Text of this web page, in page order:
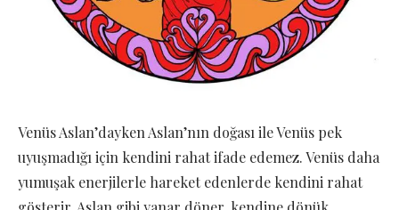
Venüs Aslan’dayken Aslan’nın doğası ile Venüs pek
uyuşmadığı için kendini rahat ifade edemez. Venüs daha
yumuşak enerjilerle hareket edenlerde kendini rahat